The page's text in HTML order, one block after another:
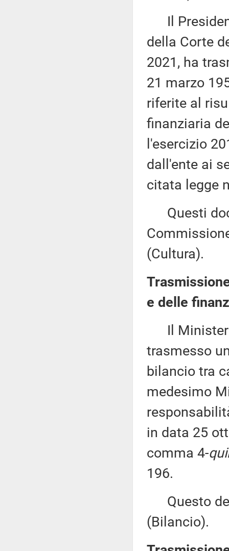
Il
della Corte
2021, ha
21 marzo
riferite al
finanziaria
l'esercizio
dall'ente ai
citata legge
Questi
(Cultura).
e delle
Il
trasmesso
bilancio tra
medesimo
in data 25
comma 4-
196.
Questo
(Bilancio).